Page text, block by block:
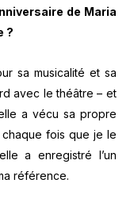
de Maria
?
sa musicalité et sa
avec le théâtre – et
a vécu sa propre
chaque fois que je le
a enregistré l’un
référence.